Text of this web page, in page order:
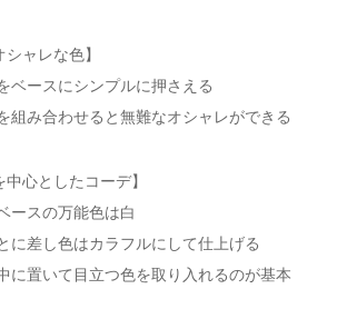
シャレな色】
ベースにシンプルに押さえる
組み合わせると無難なオシャレができる
中心としたコーデ】
ースの万能色は白
に差し色はカラフルにして仕上げる
に置いて目立つ色を取り入れるのが基本